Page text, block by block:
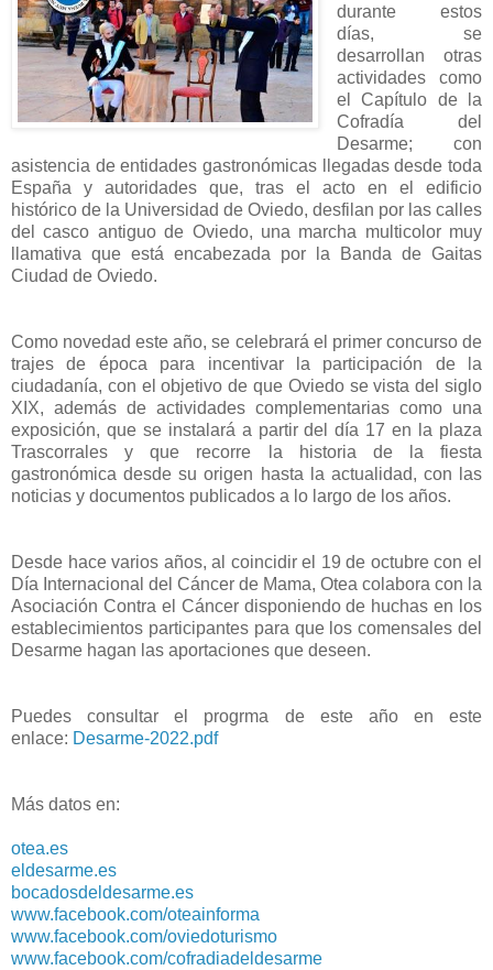
durante estos
días, se
desarrollan otras
actividades como
el Capítulo de la
Cofradía del
Desarme; con
asistencia de entidades gastronómicas llegadas desde toda
España y autoridades que, tras el acto en el edificio
histórico de la Universidad de Oviedo, desfilan por las calles
del casco antiguo de Oviedo, una marcha multicolor muy
llamativa que está encabezada por la Banda de Gaitas
Ciudad de Oviedo.
Como novedad este año, se celebrará el primer concurso de
trajes de época para incentivar la participación de la
ciudadanía, con el objetivo de que Oviedo se vista del siglo
XIX, además de actividades complementarias como una
exposición, que se instalará a partir del día 17 en la plaza
Trascorrales y que recorre la historia de la fiesta
gastronómica desde su origen hasta la actualidad, con las
noticias y documentos publicados a lo largo de los años.
Desde hace varios años, al coincidir el 19 de octubre con el
Día Internacional del Cáncer de Mama, Otea colabora con la
Asociación Contra el Cáncer disponiendo de huchas en los
establecimientos participantes para que los comensales del
Desarme hagan las aportaciones que deseen.
Puedes consultar el progrma de este año en este
enlace: Desarme-2022.pdf
Más datos en:
otea.es
eldesarme.es
bocadosdeldesarme.es
www.facebook.com/oteainforma
www.facebook.com/oviedoturismo
www.facebook.com/cofradiadeldesarme